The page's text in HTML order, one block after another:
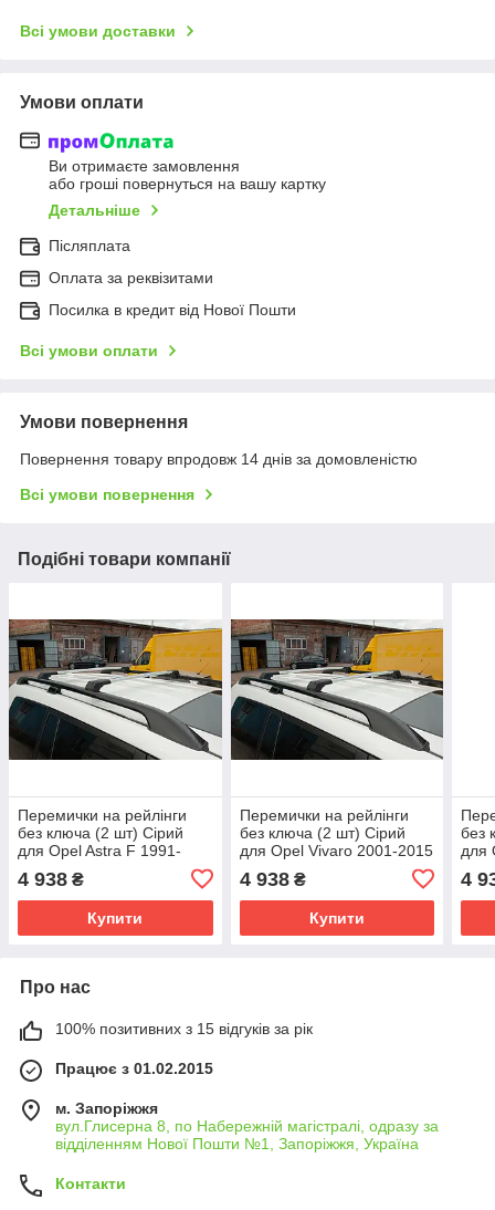
Всі умови доставки
Умови оплати
Ви отримаєте замовлення
або гроші повернуться на вашу картку
Детальніше
Післяплата
Оплата за реквізитами
Посилка в кредит від Нової Пошти
Всі умови оплати
Умови повернення
Повернення товару впродовж 14 днів за домовленістю
Всі умови повернення
Подібні товари компанії
Перемички на рейлінги
без ключа (2 шт) Сірий
для Opel Astra F 1991-
4 938 ₴
Купити
Перемички на рейлінги
без ключа (2 шт) Сірий
для Opel Vivaro 2001-2015
4 938₴
Купити
без
для
4
Про нас
100% позитивних з 15 відгуків за рік
Працює з 01.02.2015
м. Запоріжжя
вул.Глисерна 8, по Набережній магістралі, одразу за
відділенням Нової Пошти №1, Запоріжжя, Україна
Контакти